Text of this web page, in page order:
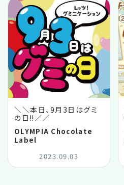
＼＼本日、9月3日はグミ
の日‼️／／
OLYMPIA Chocolate
Label
2023.09.03